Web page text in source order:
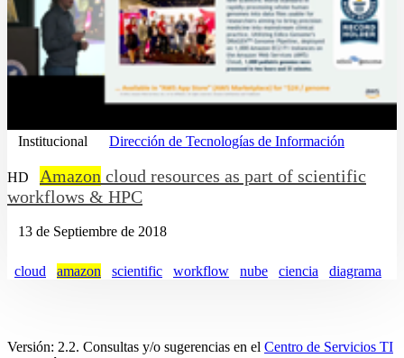
Institucional Dirección de Tecnologías de Información
HD Amazon cloud resources as part of scientific
workflows & HPC
13 de Septiembre de 2018
cloud amazon scientific workflow nube ciencia diagrama
Versión: 2.2. Consultas y/o sugerencias en el Centro de Servicios TI